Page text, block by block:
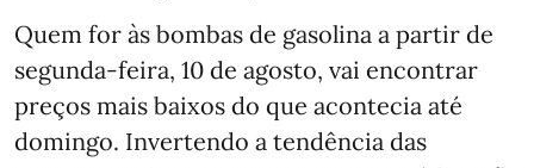
Quem for às bombas de gasolina a partir de
segunda-feira, 10 de agosto, vai encontrar
preços mais baixos do que acontecia até
domingo. Invertendo a tendência das